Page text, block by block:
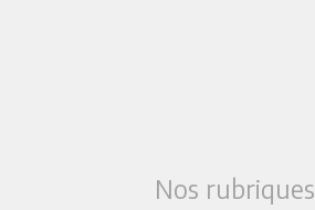
Nos rubriques